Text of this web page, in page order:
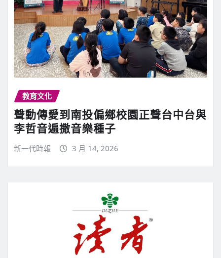
教育文化
聲動傳愛到南投偏鄉校園正聲台中台與
李哲音遍撒音樂種子
新一代時報 3 月 14, 2026